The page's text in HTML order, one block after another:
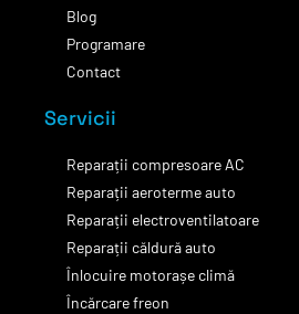
Blog
Programare
Contact
Servicii
Reparații compresoare AC
Reparații aeroterme auto
Reparații electroventilatoare
Reparații căldură auto
Înlocuire motorașe climă
Încărcare freon